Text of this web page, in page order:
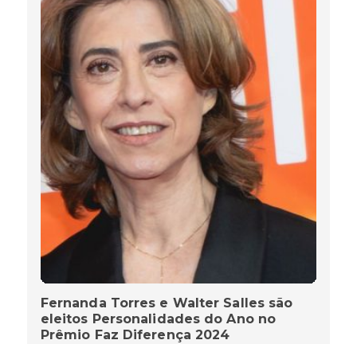
Fernanda Torres e Walter Salles são
eleitos Personalidades do Ano no
Prêmio Faz Diferença 2024